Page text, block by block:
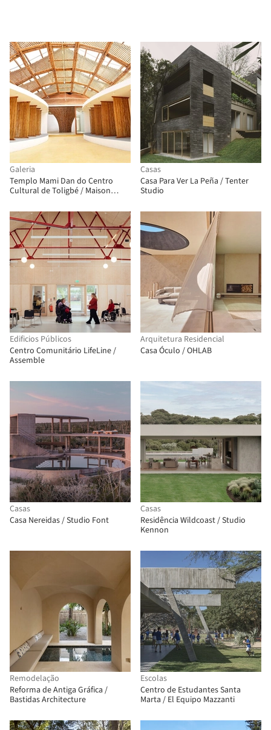
Galeria
Templo Mami Dan do Centro
Cultural de Toligbé / Maison
Casas
Casa Para Ver La Peña / Tenter
Studio
Edificios Públicos
Centro Comunitário LifeLine /
Assemble
Arquitetura Residencial
Casa Óculo / OHLAB
Casas
Casa Nereidas / Studio Font
Casas
Residência Wildcoast / Studio
Kennon
Remodelação
Reforma de Antiga Gráfica /
Bastidas Architecture
Escolas
Centro de Estudantes Santa
Marta / El Equipo Mazzanti